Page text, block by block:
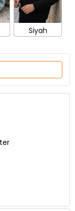
Siyah